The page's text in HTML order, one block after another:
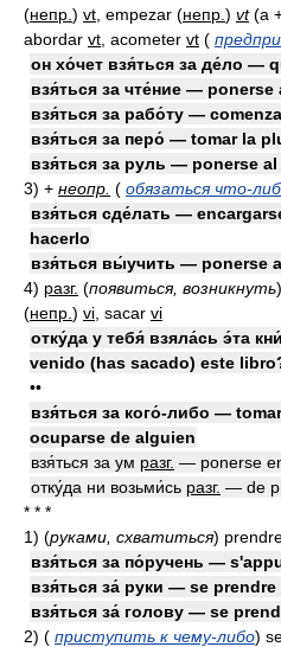
(непр. ) vt , empezar (непр. ) vt(а
abordar vt , acometer vt (
он хо́чет взя́ться за де́ло —
взя́ться за чте́ние — ponerse
взя́ться за рабо́ту —
взя́ться за перо́ — tomar la
взя́ться за руль — ponerse
3) + неопр. ( обязаться что-
взя́ться сде́лать —
hacerlo
взя́ться вы́учить — ponerse
4) разг. (появиться, возникнуть)
(непр. ) vi , sacar vi
отку́да у тебя́ взяла́сь э́та
venido (has sacado) este
••
взя́ться за кого́-либо —
ocuparse de alguien
взя́ться за ум разг. — ponerse
отку́да ни возьми́сь разг. — de
* * *
1) (руками, схватиться)
взя́ться за по́ручень —
взя́ться за́ руки — se
взя́ться за́ голову — se
2) ( приступить к чему-либо)